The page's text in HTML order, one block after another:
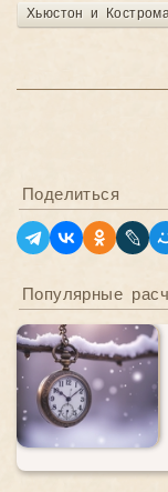
Хьюстон и
Поделиться
Популярные